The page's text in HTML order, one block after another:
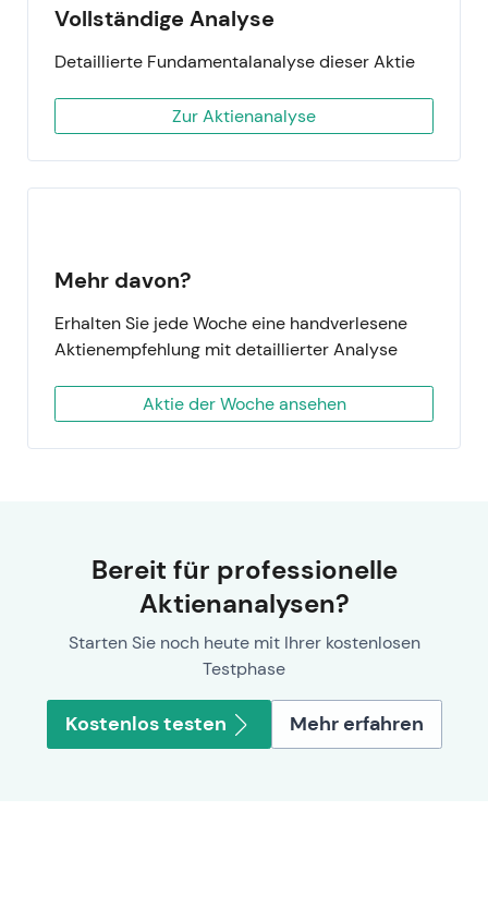
Vollständige Analyse
Detaillierte Fundamentalanalyse dieser Aktie
Zur Aktienanalyse
Mehr davon?
Erhalten Sie jede Woche eine handverlesene
Aktienempfehlung mit detaillierter Analyse
Aktie der Woche ansehen
Bereit für professionelle
Aktienanalysen?
Starten Sie noch heute mit Ihrer kostenlosen
Testphase
Kostenlos testen Mehr erfahren